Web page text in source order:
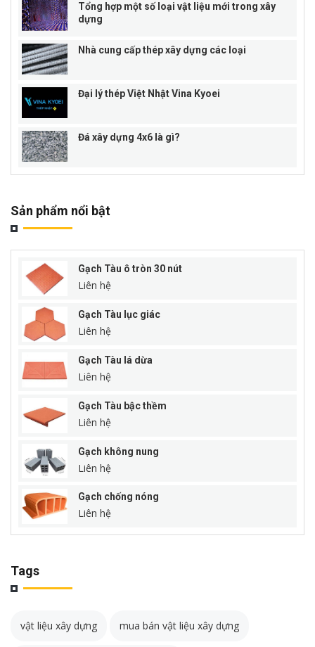
Tổng hợp một số loại vật liệu mới trong xây
dựng
Nhà cung cấp thép xây dựng các loại
Đại lý thép Việt Nhật Vina Kyoei
Đá xây dựng 4x6 là gì?
Sản phẩm nổi bật
Gạch Tàu ô tròn 30 nút
Liên hệ
Gạch Tàu lục giác
Liên hệ
Gạch Tàu lá dừa
Liên hệ
Gạch Tàu bậc thềm
Liên hệ
Gạch không nung
Liên hệ
Gạch chống nóng
Liên hệ
Tags
vật liệu xây dựng mua bán vật liệu xây dựng